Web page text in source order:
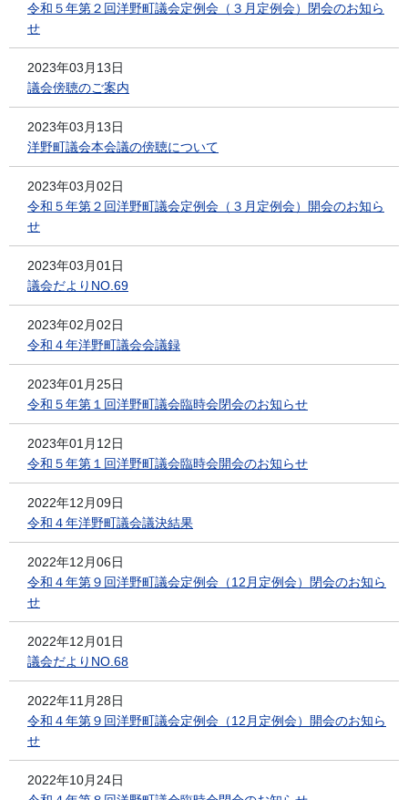
令和５年第２回洋野町議会定例会（３月定例会）閉会のお知ら
せ
2023年03月13日
議会傍聴のご案内
2023年03月13日
洋野町議会本会議の傍聴について
2023年03月02日
令和５年第２回洋野町議会定例会（３月定例会）開会のお知ら
せ
2023年03月01日
議会だよりNO.69
2023年02月02日
令和４年洋野町議会会議録
2023年01月25日
令和５年第１回洋野町議会臨時会閉会のお知らせ
2023年01月12日
令和５年第１回洋野町議会臨時会開会のお知らせ
2022年12月09日
令和４年洋野町議会議決結果
2022年12月06日
令和４年第９回洋野町議会定例会（12月定例会）閉会のお知ら
せ
2022年12月01日
議会だよりNO.68
2022年11月28日
令和４年第９回洋野町議会定例会（12月定例会）開会のお知ら
せ
2022年10月24日